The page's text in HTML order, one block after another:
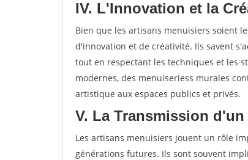
IV. L'Innovation et la
Bien que les artisans menuisiers soient
d'innovation et de créativité. Ils savent
tout en respectant les techniques et les
modernes, des menuiseriess murales
artistique aux espaces publics et privés.
V. La Transmission
Les artisans menuisiers jouent un rôle
générations futures. Ils sont souvent